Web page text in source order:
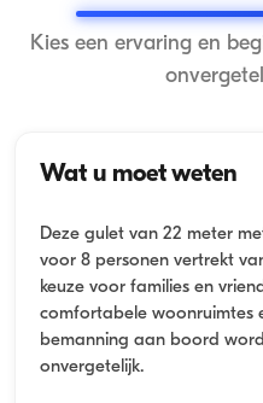
Kies een ervaring en
Wat u moet weten
Deze gulet van 22 meter
voor 8 personen vertrekt
keuze voor families en
comfortabele woonruimtes
bemanning aan boord
onvergetelijk.